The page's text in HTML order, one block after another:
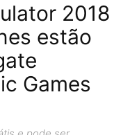
2018
estão
Games